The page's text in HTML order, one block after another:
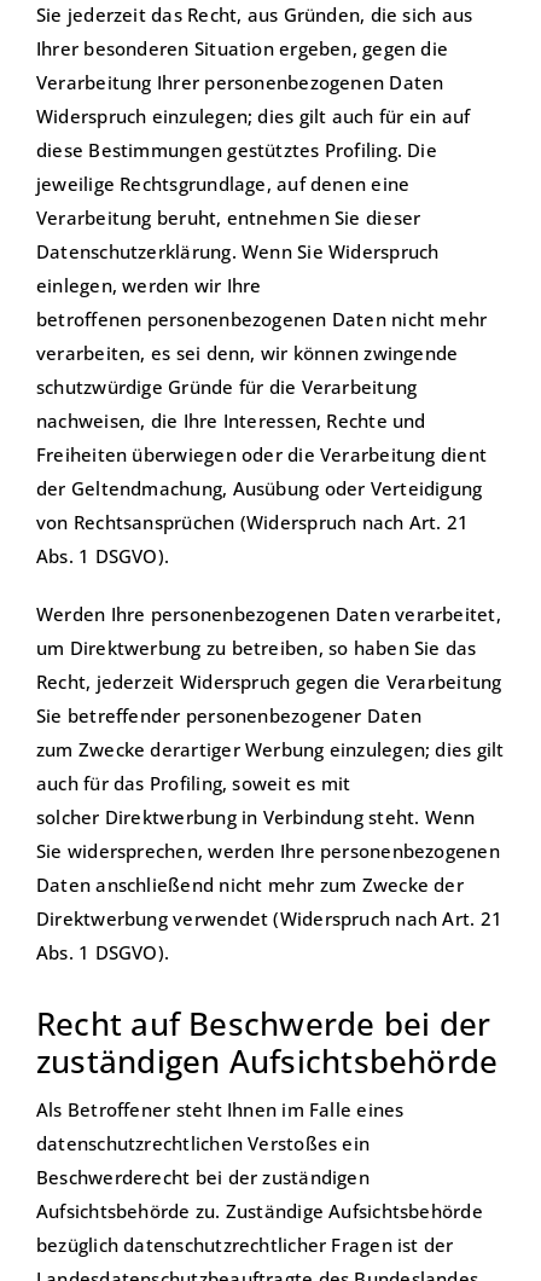
Sie jederzeit das Recht, aus Gründen, die sich aus
Ihrer besonderen Situation ergeben, gegen die
Verarbeitung Ihrer personenbezogenen Daten
Widerspruch einzulegen; dies gilt auch für ein auf
diese Bestimmungen gestütztes Profiling. Die
jeweilige Rechtsgrundlage, auf denen eine
Verarbeitung beruht, entnehmen Sie dieser
Datenschutzerklärung. Wenn Sie Widerspruch
einlegen, werden wir Ihre
betroffenen personenbezogenen Daten nicht mehr
verarbeiten, es sei denn, wir können zwingende
schutzwürdige Gründe für die Verarbeitung
nachweisen, die Ihre Interessen, Rechte und
Freiheiten überwiegen oder die Verarbeitung dient
der Geltendmachung, Ausübung oder Verteidigung
von Rechtsansprüchen (Widerspruch nach Art. 21
Abs. 1 DSGVO).
Werden Ihre personenbezogenen Daten verarbeitet,
um Direktwerbung zu betreiben, so haben Sie das
Recht, jederzeit Widerspruch gegen die Verarbeitung
Sie betreffender personenbezogener Daten
zum Zwecke derartiger Werbung einzulegen; dies gilt
auch für das Profiling, soweit es mit
solcher Direktwerbung in Verbindung steht. Wenn
Sie widersprechen, werden Ihre personenbezogenen
Daten anschließend nicht mehr zum Zwecke der
Direktwerbung verwendet (Widerspruch nach Art. 21
Abs. 1 DSGVO).
Recht auf Beschwerde bei der
zuständigen Aufsichtsbehörde
Als Betroffener steht Ihnen im Falle eines
datenschutzrechtlichen Verstoßes ein
Beschwerderecht bei der zuständigen
Aufsichtsbehörde zu. Zuständige Aufsichtsbehörde
bezüglich datenschutzrechtlicher Fragen ist der